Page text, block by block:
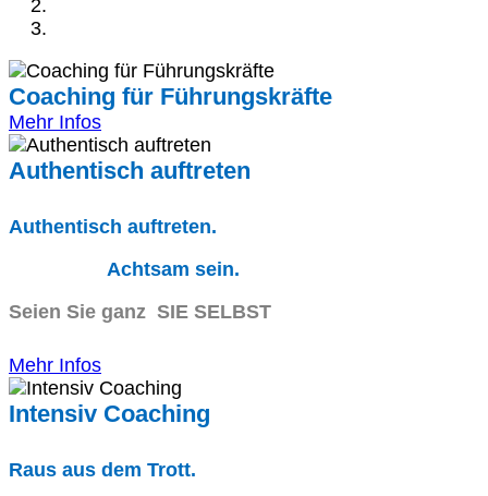
Coaching für Führungskräfte
Mehr Infos
Authentisch auftreten
Authentisch auftreten.
Achtsam sein.
Seien Sie ganz SIE SELBST
Mehr Infos
Intensiv Coaching
Raus aus dem Trott.